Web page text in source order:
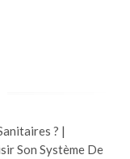
? |
Son Système De